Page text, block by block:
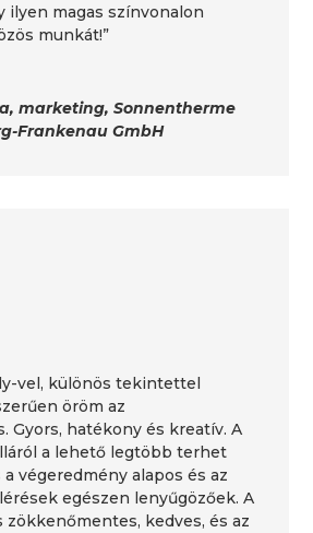
ilyen magas színvonalon
munkát!”
marketing, Sonnentherme
Frankenau GmbH
vel, különös tekintettel
öröm az
Gyors, hatékony és kreatív. A
a lehető legtöbb terhet
végeredmény alapos és az
egészen lenyűgözőek. A
zökkenőmentes, kedves, és az